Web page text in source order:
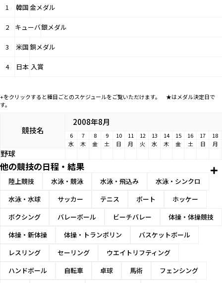
1 韓国金メダル
2 キューバ銀メダル
3 米国銅メダル
4 日本 入賞
+をクリックすると種目ごとのスケジュールをご覧いただけます。 ★はメダル決定日で
す。
競技名
2008年8月
6 7 8 9 10 11 12 13 14 15 16 17
18
水
木 金 土 日 月 火 水 木 金 土 日 月
野球
他の競技の日程・結果
陸上競技 水泳・競泳 水泳・飛込み
水泳・シンクロ
水泳・水球
サッカー テニス ボート
ホッケー
ボクシング
バレーボール ビーチバレー
体操・体操競技
体操・新体操
体操・トランポリン
バスケットボール
レスリング
セーリング
ウエイトリフティング
ハンドボール
自転車 卓球 馬術
フェンシング